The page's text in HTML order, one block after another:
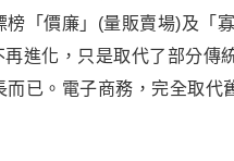
榜 「價廉」(量販賣場)及「
進化，只是取代了部分傳
而已 。 電子商務 ， 完全取代